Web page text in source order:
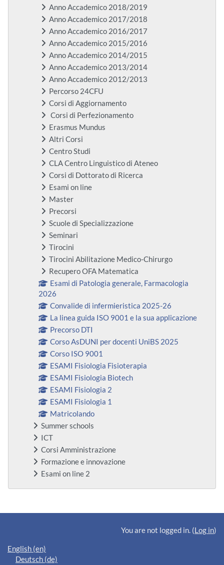
Anno Accademico 2018/2019
Anno Accademico 2017/2018
Anno Accademico 2016/2017
Anno Accademico 2015/2016
Anno Accademico 2014/2015
Anno Accademico 2013/2014
Anno Accademico 2012/2013
Percorso 24CFU
Corsi di Aggiornamento
Corsi di Perfezionamento
Erasmus Mundus
Altri Corsi
Centro Studi
CLA Centro Linguistico di Ateneo
Corsi di Dottorato di Ricerca
Esami on line
Master
Precorsi
Scuole di Specializzazione
Seminari
Tirocini
Tirocini Abilitazione Medico-Chirurgo
Recupero OFA Matematica
Esami di Patologia generale, Farmacologia
2026
Convalide di infermieristica 2025-26
La linea guida ISO 9001 e la sua applicazione
Precorso DTI
Corso AsDUNI per docenti UniBS 2025
Corso ISO 9001
ESAMI Fisiologia Fisioterapia
ESAMI Fisiologia Biotech
ESAMI Fisiologia 2
ESAMI Fisiologia 1
Matricolando
Summer schools
ICT
Corsi Amministrazione
Formazione e innovazione
Esami on line 2
Supplementary blocks
You are not logged in. (Log in)
English ‎(en)‎
Deutsch ‎(de)‎